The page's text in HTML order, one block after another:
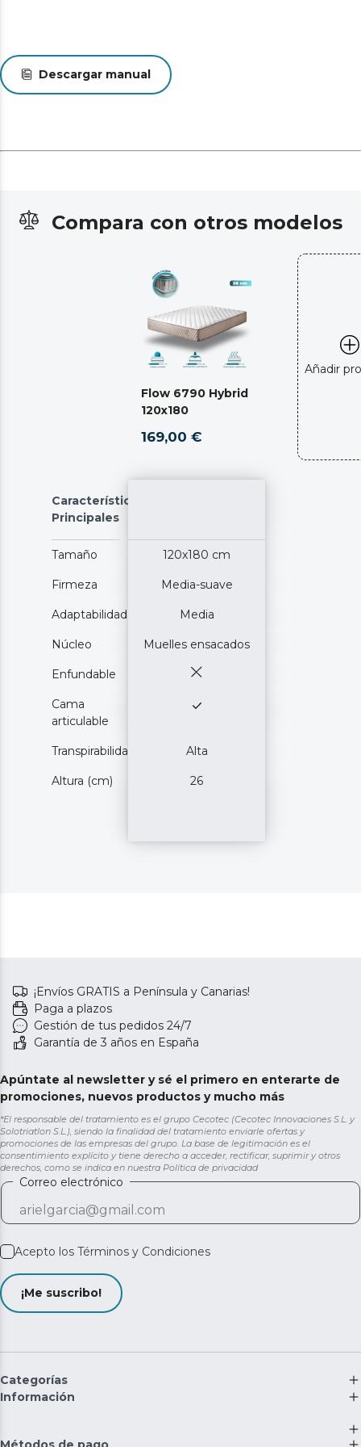
Descargar manual
Compara con otros modelos
Flow 6790 Hybrid
120x180
169,00 €
Añadir
Características
Principales
Tamaño 120x180 cm
Firmeza Media-suave
Adaptabilidad Media
Núcleo Muelles ensacados
Enfundable
Cama
articulable
Transpirabilidad Alta
Altura (cm) 26
¡Envíos GRATIS a Península y Canarias!
Paga a plazos
Gestión de tus pedidos 24/7
Garantía de 3 años en España
Apúntate al newsletter y sé el primero en enterarte de
promociones, nuevos productos y mucho más
*El responsable del tratamiento es el grupo Cecotec (Cecotec Innovaciones S.L. y
Solotriatlon S.L.), siendo la finalidad del tratamiento enviarle ofertas y
promociones de las empresas del grupo. La base de legitimación es el
consentimiento explícito y tiene derecho a acceder, rectificar, suprimir y otros
derechos, como se indica en nuestra Política de privacidad
Correo electrónico
Acepto los Términos y Condiciones
¡Me suscribo!
Categorías
Información